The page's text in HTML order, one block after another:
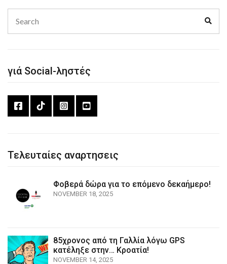
for:
γιά Social-ληστές
Τελευταίες αναρτησεις
Φοβερά δώρα για το επόμενο δεκαήμερο!
NOVEMBER 18, 2025
85χρονος από τη Γαλλία λόγω GPS
κατέληξε στην… Κροατία!
NOVEMBER 14, 2025